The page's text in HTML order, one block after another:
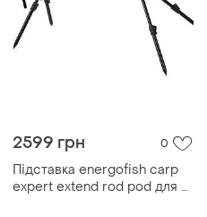
2599 грн 0
Підставка energofish carp
expert extend rod pod для 3